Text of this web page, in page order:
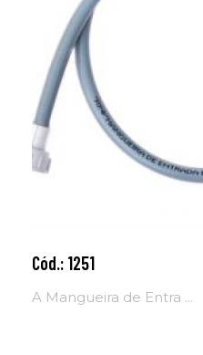
Cód.: 1251
A Mangueira de Entra ...
Adicionar ao carrinho